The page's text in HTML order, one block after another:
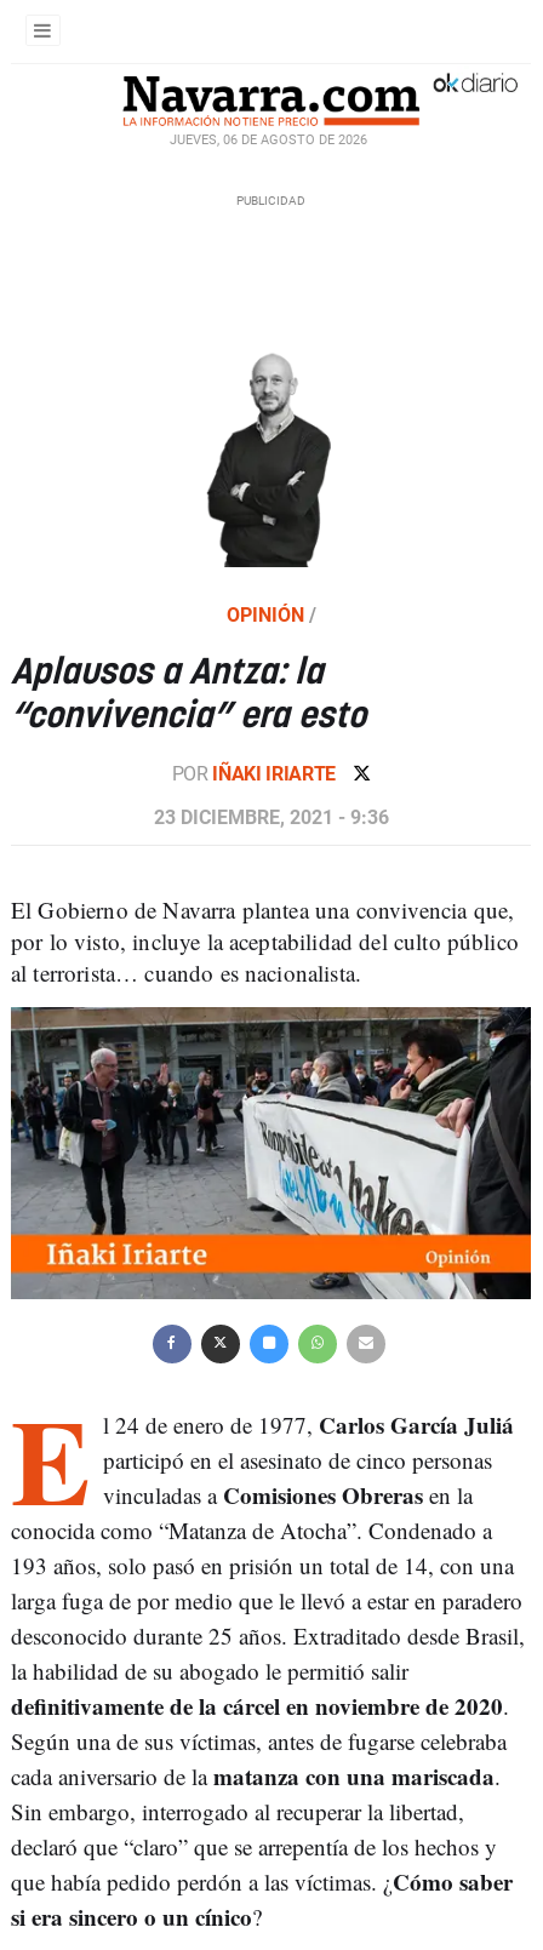
JUEVES, 06 DE AGOSTO DE 2026
OPINIÓN /
Aplausos a Antza: la
“convivencia” era esto
POR IÑAKI IRIARTE
23 DICIEMBRE, 2021 - 9:36
El Gobierno de Navarra plantea una convivencia que,
por lo visto, incluye la aceptabilidad del culto público
al terrorista… cuando es nacionalista.
E l 24 de enero de 1977, Carlos García Juliá
participó en el asesinato de cinco personas
vinculadas a Comisiones Obreras en la
conocida como “Matanza de Atocha”. Condenado a
193 años, solo pasó en prisión un total de 14, con una
larga fuga de por medio que le llevó a estar en paradero
desconocido durante 25 años. Extraditado desde Brasil,
la habilidad de su abogado le permitió salir
definitivamente de la cárcel en noviembre de 2020.
Según una de sus víctimas, antes de fugarse celebraba
cada aniversario de lamatanza con una mariscada.
Sin embargo, interrogado al recuperar la libertad,
declaró que “claro” que se arrepentía de los hechos y
que había pedido perdón a las víctimas. ¿Cómo saber
si era sincero o un cínico?